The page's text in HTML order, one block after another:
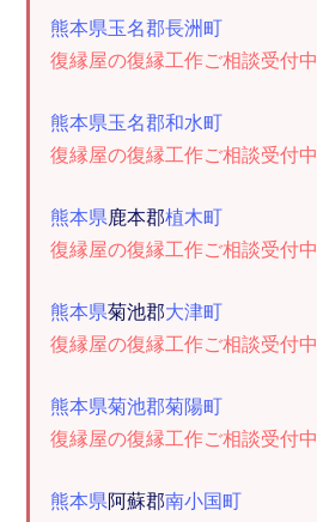
熊本県玉名郡長洲町
復縁屋の復縁工作ご相談受付中
熊本県玉名郡和水町
復縁屋の復縁工作ご相談受付中
熊本県鹿本郡植木町
復縁屋の復縁工作ご相談受付中
熊本県菊池郡大津町
復縁屋の復縁工作ご相談受付中
熊本県菊池郡菊陽町
復縁屋の復縁工作ご相談受付中
熊本県阿蘇郡南小国町